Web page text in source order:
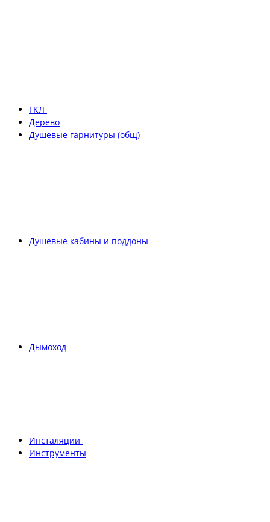
ГКЛ
Дерево
Душевые гарнитуры (общ)
Душевые кабины и поддоны
Дымоход
Инсталяции
Инструменты